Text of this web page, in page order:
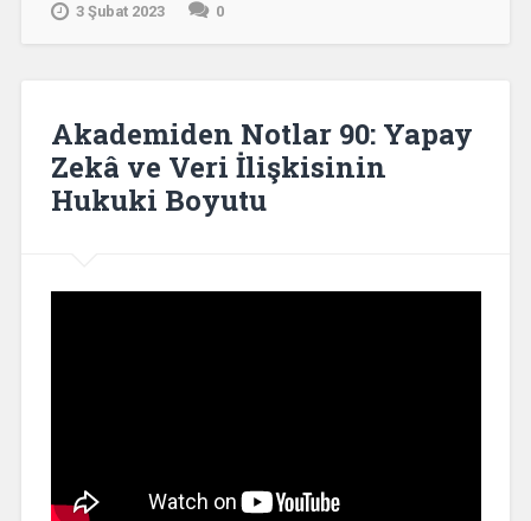
3 Şubat 2023 0
Akademiden Notlar 90: Yapay
Zekâ ve Veri İlişkisinin
Hukuki Boyutu